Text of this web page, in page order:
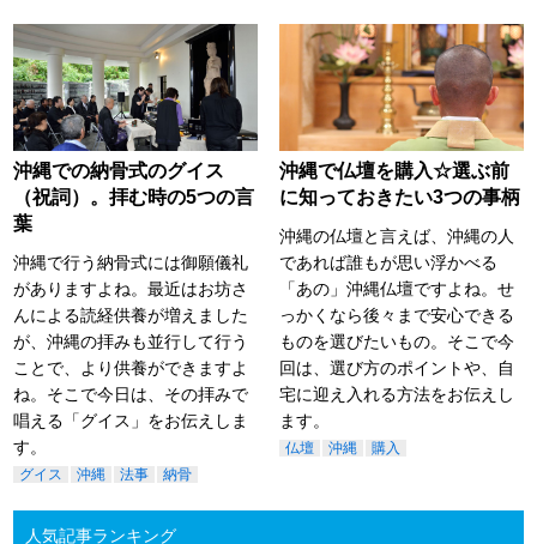
沖縄での納骨式のグイス
（祝詞）。拝む時の5つの言
葉
沖縄で行う納骨式には御願儀礼
がありますよね。最近はお坊さ
んによる読経供養が増えました
が、沖縄の拝みも並行して行う
ことで、より供養ができますよ
ね。そこで今日は、その拝みで
唱える「グイス」をお伝えしま
す。
グイス 沖縄 法事 納骨
沖縄で仏壇を購入☆選ぶ前
に知っておきたい3つの事柄
沖縄の仏壇と言えば、沖縄の人
であれば誰もが思い浮かべる
「あの」沖縄仏壇ですよね。せ
っかくなら後々まで安心できる
ものを選びたいもの。そこで今
回は、選び方のポイントや、自
宅に迎え入れる方法をお伝えし
ます。
仏壇 沖縄 購入
人気記事ランキング